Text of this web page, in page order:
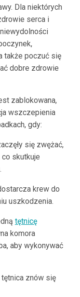
Dla niektórych
serca i
także poczuć się
dobre zdrowie
zablokowana,
wszczepienia
gdy:
się zwężać,
skutkuje
krew do
uszkodzenia.
tętnicę
komora
aby wykonywać
znów się